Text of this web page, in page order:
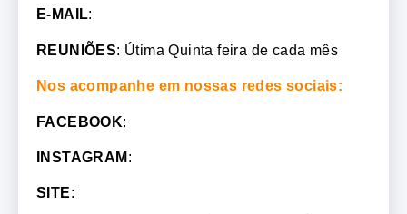
E-MAIL:
REUNIÕES: Útima Quinta feira de cada mês
Nos acompanhe em nossas redes sociais:
FACEBOOK:
INSTAGRAM :
SITE: